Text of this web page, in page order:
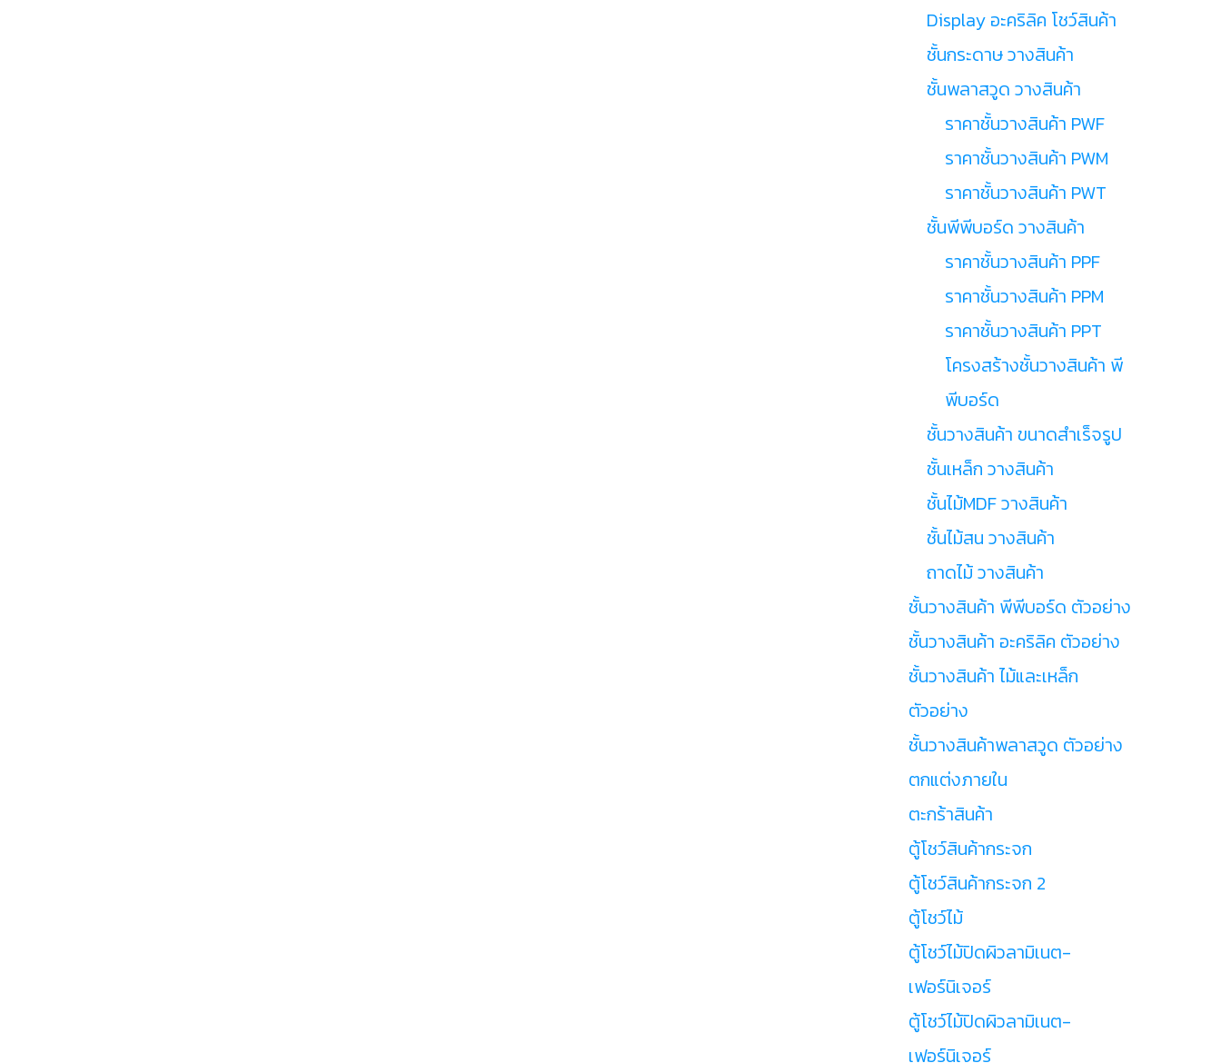
Display อะคริลิค โชว์สินค้า
ชั้นกระดาษ วางสินค้า
ชั้นพลาสวูด วางสินค้า
ราคาชั้นวางสินค้า PWF
ราคาชั้นวางสินค้า PWM
ราคาชั้นวางสินค้า PWT
ชั้นพีพีบอร์ด วางสินค้า
ราคาชั้นวางสินค้า PPF
ราคาชั้นวางสินค้า PPM
ราคาชั้นวางสินค้า PPT
โครงสร้างชั้นวางสินค้า พี
พีบอร์ด
ชั้นวางสินค้า ขนาดสำเร็จรูป
ชั้นเหล็ก วางสินค้า
ชั้นไม้MDF วางสินค้า
ชั้นไม้สน วางสินค้า
ถาดไม้ วางสินค้า
ชั้นวางสินค้า พีพีบอร์ด ตัวอย่าง
ชั้นวางสินค้า อะคริลิค ตัวอย่าง
ชั้นวางสินค้า ไม้และเหล็ก
ตัวอย่าง
ชั้นวางสินค้าพลาสวูด ตัวอย่าง
ตกแต่งภายใน
ตะกร้าสินค้า
ตู้โชว์สินค้ากระจก
ตู้โชว์สินค้ากระจก 2
ตู้โชว์ไม้
ตู้โชว์ไม้ปิดผิวลามิเนต-
เฟอร์นิเจอร์
ตู้โชว์ไม้ปิดผิวลามิเนต-
เฟอร์นิเจอร์